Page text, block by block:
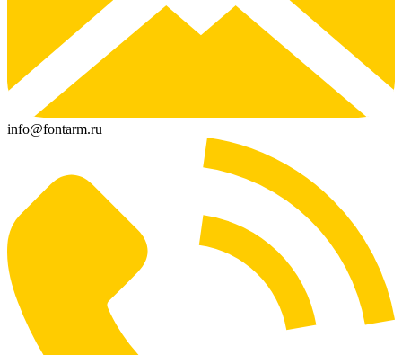
info@fontarm.ru